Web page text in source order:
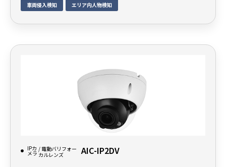
車両侵入検知 エリア内人物検知
IPカ
メラ
/ 電動バリフォー
カルレンズ
AIC-IP2DV